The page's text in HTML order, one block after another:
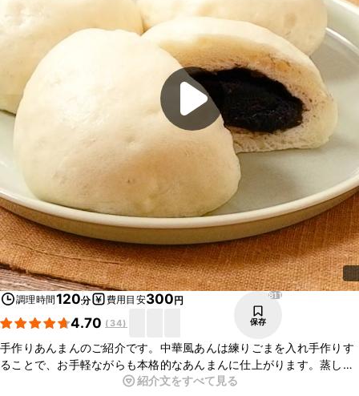
調理時間120分 費用目安300円
4.70 ( 34)
811
保存
手作りあんまんのご紹介です。中華風あんは練りごまを入れ手作りす
ることで、お手軽ながらも本格的なあんまんに仕上がります。蒸し立
てのふわふわとした生地もたまらないおいしさです。ぜひ一度、お試
紹介文をすべて見る